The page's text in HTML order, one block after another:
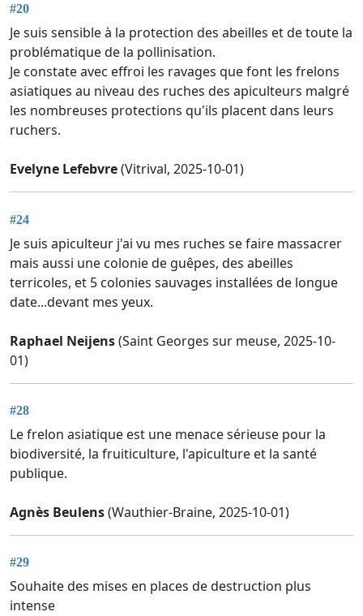
#20
Je suis sensible à la protection des abeilles et de toute la
problématique de la pollinisation.
Je constate avec effroi les ravages que font les frelons
asiatiques au niveau des ruches des apiculteurs malgré
les nombreuses protections qu'ils placent dans leurs
ruchers.
Evelyne Lefebvre(Vitrival, 2025-10-01)
#24
Je suis apiculteur j'ai vu mes ruches se faire massacrer
mais aussi une colonie de guêpes, des abeilles
terricoles, et 5 colonies sauvages installées de longue
date...devant mes yeux.
Raphael Neijens(Saint Georges sur meuse, 2025-10-
01)
#28
Le frelon asiatique est une menace sérieuse pour la
biodiversité, la fruiticulture, l'apiculture et la santé
publique.
Agnès Beulens(Wauthier-Braine, 2025-10-01)
#29
Souhaite des mises en places de destruction plus
intense